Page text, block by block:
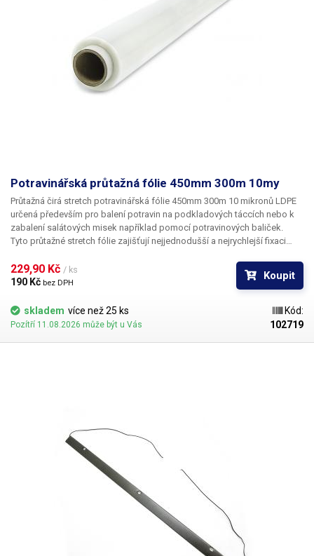
Potravinářská průtažná fólie 450mm 300m 10my
Průtažná čirá stretch potravinářská fólie 450mm 300m 10 mikronů LDPE
určená především pro balení potravin na podkladových táccích nebo k
zabalení salátových misek například pomocí potravinových baliček.
Tyto průtažné stretch fólie zajišťují nejjednodušší a nejrychlejší fixaci
dokonalé průhlednosti zachovávají vzhled zabalených potravin a chrání
je proti vysušení a rychlé oxidaci. Tyto potravinářské fólie není třeba
Fólie jsou vyrobeny v česku a
(na výžádání).
229,90 Kč / ks
190 Kč bez DPH
Koupit
skladem více než 25 ks
Pozítří 11.08.2026 může být u Vás
Kód:
102719